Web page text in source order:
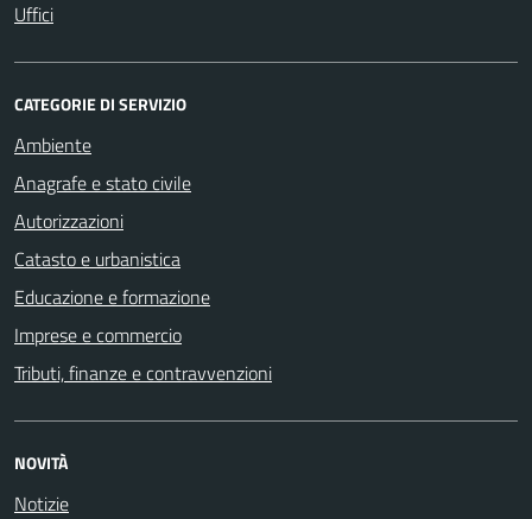
Uffici
CATEGORIE DI SERVIZIO
Ambiente
Anagrafe e stato civile
Autorizzazioni
Catasto e urbanistica
Educazione e formazione
Imprese e commercio
Tributi, finanze e contravvenzioni
NOVITÀ
Notizie